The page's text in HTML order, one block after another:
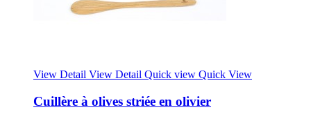
View Detail View Detail Quick view Quick View
Cuillère à olives striée en olivier